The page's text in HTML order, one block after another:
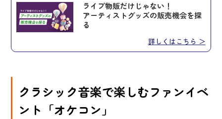
ライブ物販だけじゃない！
アーティストグッズの販売機会を探
る
詳しくはこちら ＞
クラシック音楽で楽しむファンイベ
ント「オケコン」